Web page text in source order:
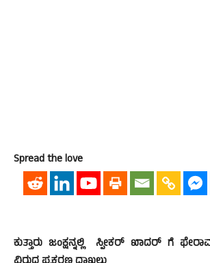
Spread the love
ಕುತ್ತಾರು ಜಂಕ್ಷನ್ನಲ್ಲಿ ಸ್ಪೀಕರ್ ಖಾದರ್ ಗೆ